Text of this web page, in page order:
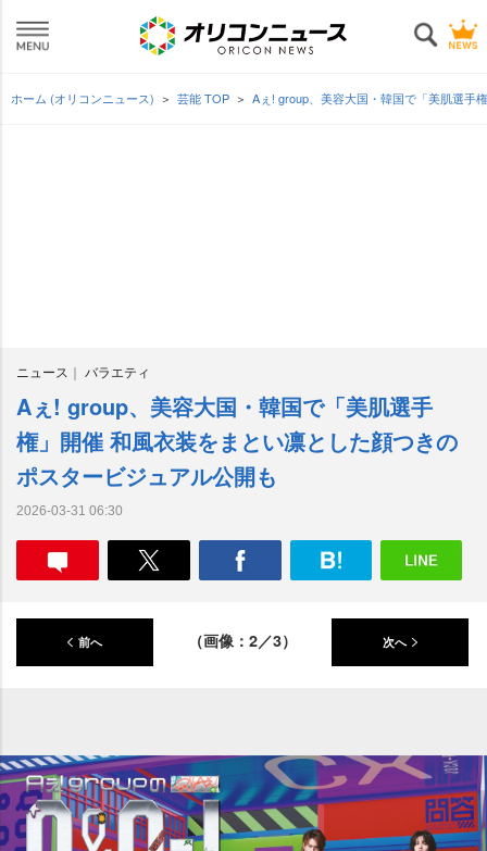
ホーム (オリコンニュース) 芸能 TOP Aぇ! group、美容大国・韓国で「美肌選手
ニュース バラエティ
Aぇ! group、美容大国・韓国で「美肌選手
権」開催 和風衣装をまとい凛とした顔つきの
ポスタービジュアル公開も
2026-03-31 06:30
前へ （画像：2／3） 次へ